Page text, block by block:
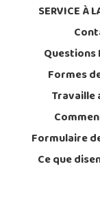
SERVICE À
Formes
Travaille
Formulaire
Ce que